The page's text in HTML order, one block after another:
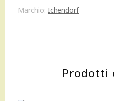
16,00 €.
Marchio:Ichendorf
Prodotti